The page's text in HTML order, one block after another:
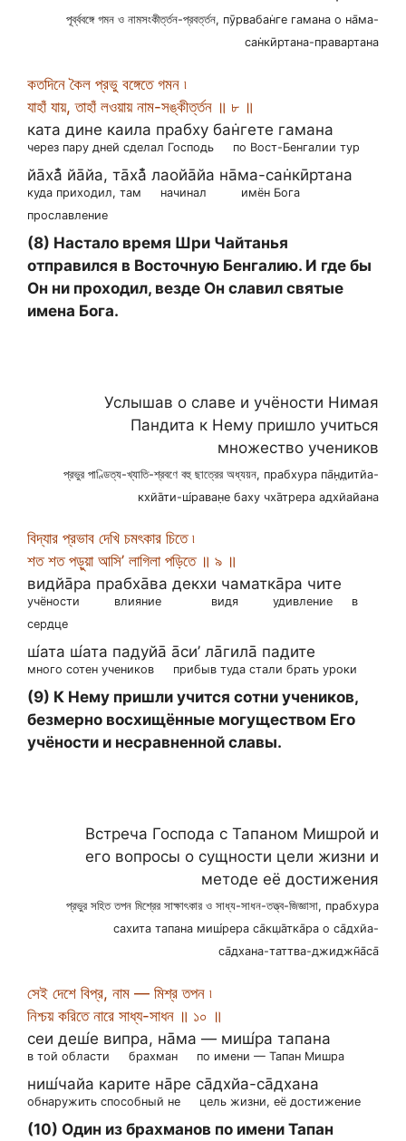
পূর্ব্ববঙ্গে গমন ও নামসংকীর্ত্তন-প্রবর্ত্তন, пӯрвабан̇ге гамана о на̄ма-
сан̇кӣртана-правартана
কতদিনে কৈল প্রভু বঙ্গেতে গমন ৷
যাহাঁ যায়, তাহাঁ লওয়ায় নাম-সঙ্কীর্ত্তন ॥ ৮ ॥
ката дине каила прабху бан̇гете гамана
через пару дней сделал Господь по Вост-Бенгалии тур
йа̄ха̄̐ йа̄йа, та̄ха̄̐ лаойа̄йа на̄ма-сан̇кӣртана
куда приходил, там начинал
имён Бога
прославление
(8) Настало время Шри Чайтанья
отправился в Восточную Бенгалию. И где бы
Он ни проходил, везде Он славил святые
имена Бога.
Услышав о славе и учёности Нимая
Пандита к Нему пришло учиться
множество учеников
প্রভুর পাণ্ডিত্য-খ্যাতি-শ্রবণে বহু ছাত্রের অধ্যয়ন, прабхура па̄н̣д̣итйа-
кхйа̄ти-ш́раван̣е баху чха̄трера адхйайана
বিদ্যার প্রভাব দেখি চমৎকার চিতে ৷
শত শত পড়ুয়া আসি’ লাগিলা পড়িতে ॥ ৯ ॥
видйа̄ра прабха̄ва декхи чаматка̄ра чите
учёности влияние видя удивление
в
сердце
ш́ата ш́ата пад̣уйа̄ а̄си’ ла̄гила̄ пад̣ите
много сотен учеников прибыв туда стали брать уроки
(9) К Нему пришли учится сотни учеников,
безмерно восхищённые могуществом Его
учёности и несравненной славы.
Встреча Господа с Тапаном Мишрой и
его вопросы о сущности цели жизни и
методе её достижения
প্রভুর সহিত তপন মিশ্রের সাক্ষাৎকার ও সাধ্য-সাধন-তত্ত্ব-জিজ্ঞাসা, прабхура
сахита тапана миш́рера са̄кш̣а̄тка̄ра о са̄дхйа-
са̄дхана-таттва-джиджн̃а̄са̄
সেই দেশে বিপ্র, নাম — মিশ্র তপন ৷
নিশ্চয় করিতে নারে সাধ্য-সাধন ॥ ১০ ॥
сеи деш́е випра, на̄ма — миш́ра тапана
в той области брахман по имени — Тапан Мишра
ниш́чайа карите на̄ре са̄дхйа-са̄дхана
обнаружить способный не цель жизни, её достижение
(10) Один из брахманов по имени Тапан